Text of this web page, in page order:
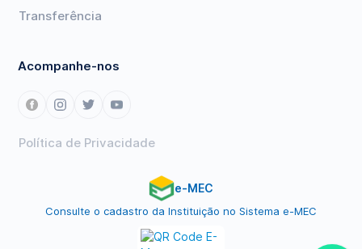
Transferência
Acompanhe-nos
Política de Privacidade
e-MEC
Consulte o cadastro da Instituição no Sistema e-MEC